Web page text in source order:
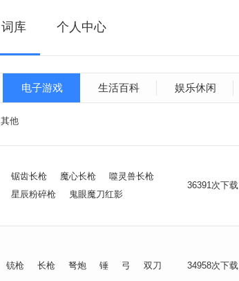
词库 个人中心
电子游戏 生活百科 娱乐休闲
其他
锯齿长枪 魔心长枪
噬灵兽长枪
星辰粉碎枪 鬼眼魔刀红影
36391次下载
铳枪 长枪 弩炮 锤 弓 双刀 34958次下载